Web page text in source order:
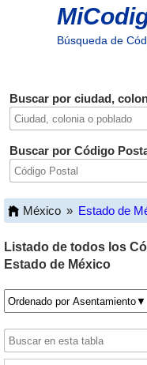
Búsqueda de
Buscar por ciudad,
Buscar por Código
México » Estado de
Listado de todos los
Estado de México